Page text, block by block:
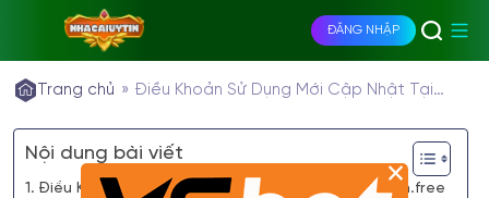
ĐĂNG NHẬP
Trang chủ » Điều Khoản Sử Dụng Mới Cập Nhật Tại
Nội dung bài viết
Điều Khoản Sử Dụng Mới Cập Nhật Tại Nhacaiuytin.free
×